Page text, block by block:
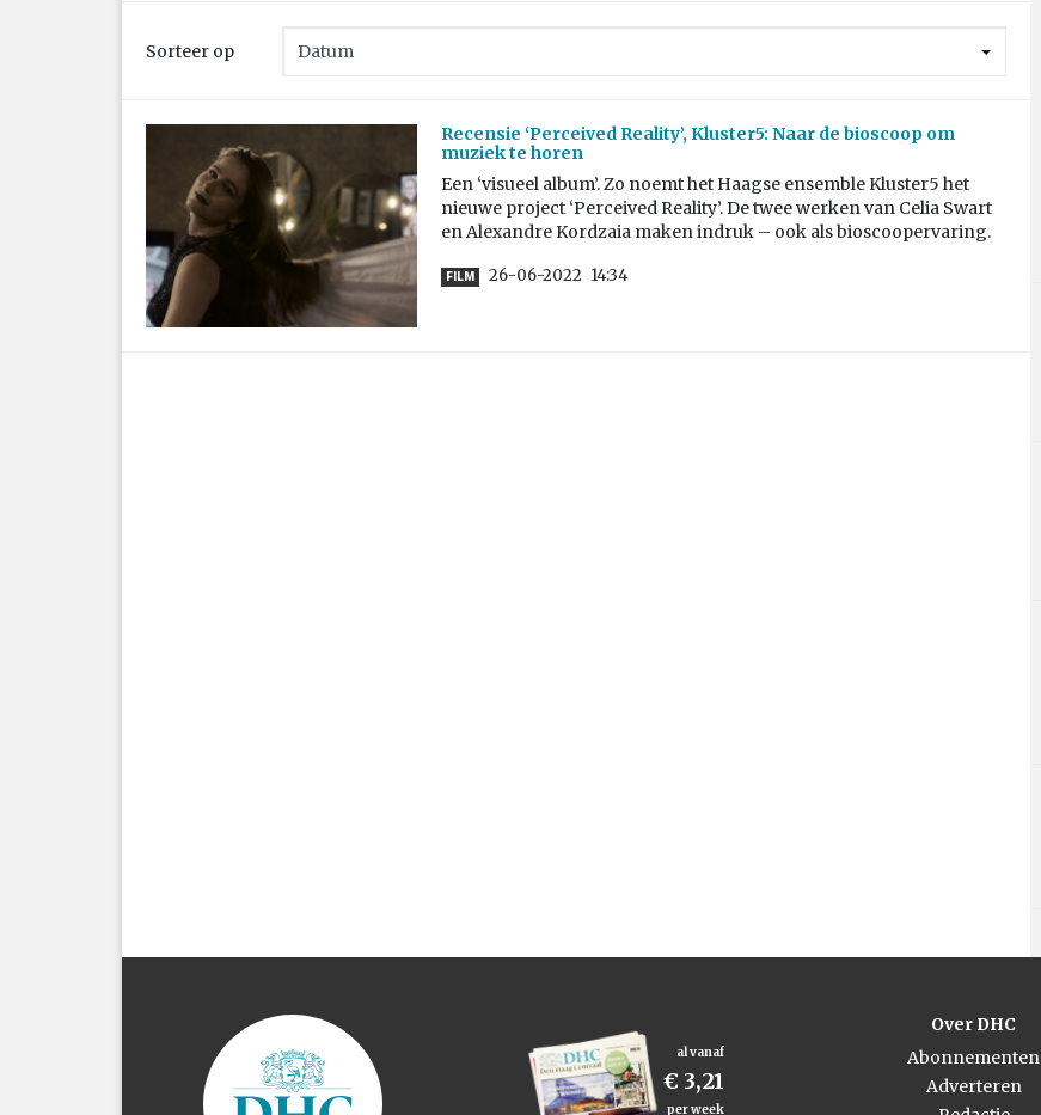
Sorteer op
Recensie ‘Perceived Reality’, Kluster5: Naar de bioscoop om
muziek te horen
Een ‘visueel album’. Zo noemt het Haagse ensemble Kluster5 het
nieuwe project ‘Perceived Reality’. De twee werken van Celia Swart
en Alexandre Kordzaia maken indruk – ook als bioscoopervaring.
FILM 26-06-2022 14:34
al vanaf
€ 3,21
per week
Over DHC
Abonnementen
Adverteren